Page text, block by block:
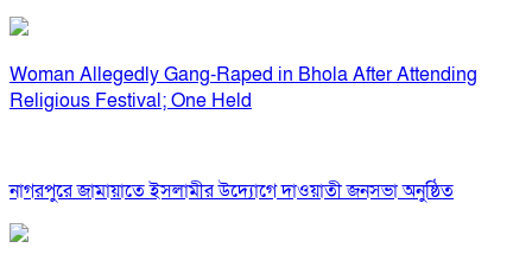
Woman Allegedly Gang-Raped in Bhola After Attending
Religious Festival; One Held
নাগরপুরে জামায়াতে ইসলামীর উদ্যোগে দাওয়াতী জনসভা অনুষ্ঠিত